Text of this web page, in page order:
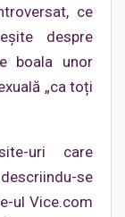
ce
despre
boala unor
„ca toți
uri care
se
ul Vice.com